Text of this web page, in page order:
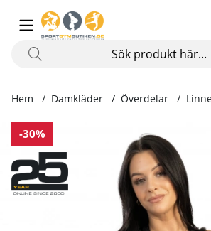
Hem Damkläder Överdelar
-30%
Produktbilder Empower Tank Top, black